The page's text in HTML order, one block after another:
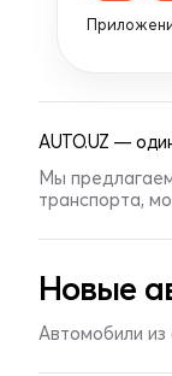
AUTO.UZ —
Мы
транспорта,
Новые
Автомобили